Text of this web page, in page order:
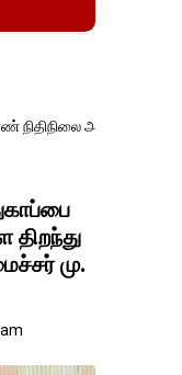
தாக்கல் செய்து
மு.